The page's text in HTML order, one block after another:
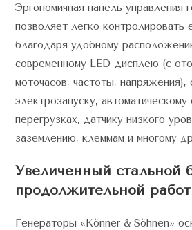
Эргономичная панель управления
позволяет легко контролировать
благодаря удобному
современному LED-дисплею (с
моточасов, частоты, напряжения),
электрозапуску,
перегрузках, датчику низкого
заземлению, клеммам и многому
Увеличенный стальной
продолжительной
Генераторы «Könner & Söhnen»